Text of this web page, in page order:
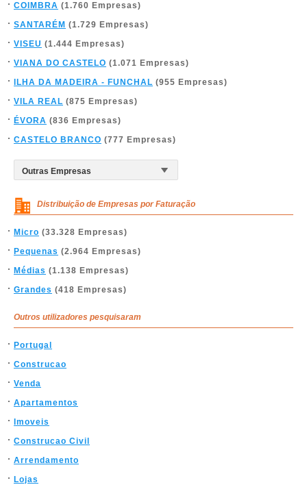
COIMBRA (1.760 Empresas)
SANTARÉM (1.729 Empresas)
VISEU (1.444 Empresas)
VIANA DO CASTELO (1.071 Empresas)
ILHA DA MADEIRA - FUNCHAL (955 Empresas)
VILA REAL (875 Empresas)
ÉVORA (836 Empresas)
CASTELO BRANCO (777 Empresas)
Distribuição de Empresas por Faturação
Micro (33.328 Empresas)
Pequenas (2.964 Empresas)
Médias (1.138 Empresas)
Grandes (418 Empresas)
Outros utilizadores pesquisaram
Portugal
Construcao
Venda
Apartamentos
Imoveis
Construcao Civil
Arrendamento
Lojas